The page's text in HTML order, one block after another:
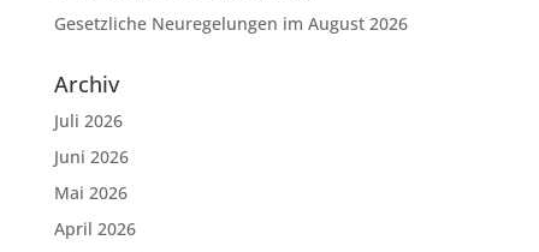
Gesetzliche Neuregelungen im August 2026
Archiv
Juli 2026
Juni 2026
Mai 2026
April 2026